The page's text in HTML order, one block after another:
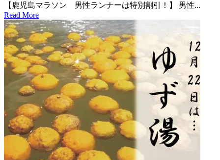
【鹿児島マラソン 男性ランナーは特別割引！】 男性...
Read More